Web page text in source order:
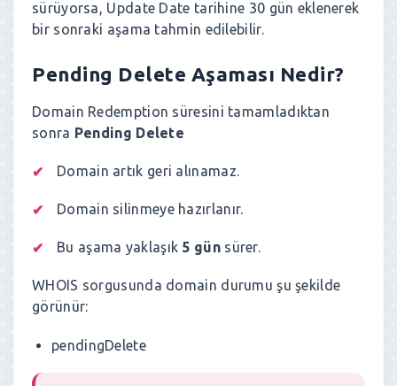
sürüyorsa, Update Date tarihine 30 gün eklenerek
bir sonraki aşama tahmin edilebilir.
Pending Delete Aşaması Nedir?
Domain Redemption süresini tamamladıktan
sonra Pending Delete
Domain artık geri alınamaz.
Domain silinmeye hazırlanır.
Bu aşama yaklaşık 5 günsürer.
WHOIS sorgusunda domain durumu şu şekilde
görünür:
pendingDelete